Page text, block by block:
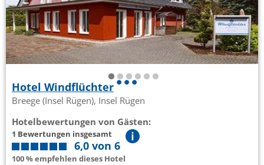
Hotel Windflüchter
Breege (Insel Rügen), Insel Rügen
Hotelbewertungen von Gästen:
1 Bewertungen insgesamt
6,0 von 6
100 % empfehlen dieses Hotel